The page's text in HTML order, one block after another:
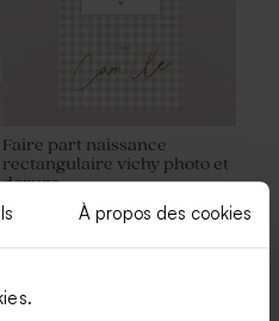
À propos des cookies
Contenant à dragées
baptême rond velours sable
Faire part naissance
rectangulaire vichy photo et
dorure